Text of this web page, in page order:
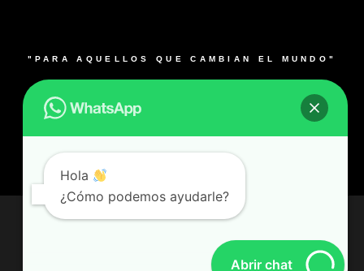
"PARA AQUELLOS QUE CAMBIAN EL MUNDO"
Muebles para laboratorios en Bogotá, Medellín, Cali,
Barranquilla y Bucaramanga- Colombia – Producto 100%
Colombiano
© Todos los derechos reservados
Desarrollado por Alianzared.com
Hola
¿Cómo podemos ayudarle?
Abrir chat